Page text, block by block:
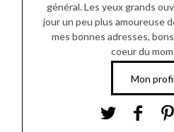
général. Les yeux grands
jour un peu plus amoureuse
mes bonnes adresses,
coeur du
Mon profil